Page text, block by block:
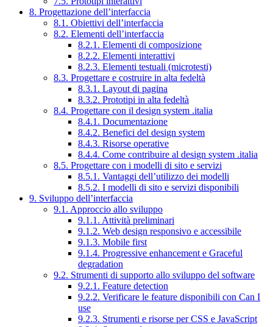
8. Progettazione dell’interfaccia
8.1. Obiettivi dell’interfaccia
8.2. Elementi dell’interfaccia
8.2.1. Elementi di composizione
8.2.2. Elementi interattivi
8.2.3. Elementi testuali (microtesti)
8.3. Progettare e costruire in alta fedeltà
8.3.1. Layout di pagina
8.3.2. Prototipi in alta fedeltà
8.4. Progettare con il design system .italia
8.4.1. Documentazione
8.4.2. Benefici del design system
8.4.3. Risorse operative
8.4.4. Come contribuire al design system .italia
8.5. Progettare con i modelli di sito e servizi
8.5.1. Vantaggi dell’utilizzo dei modelli
8.5.2. I modelli di sito e servizi disponibili
9. Sviluppo dell’interfaccia
9.1. Approccio allo sviluppo
9.1.1. Attività preliminari
9.1.2. Web design responsivo e accessibile
9.1.3. Mobile first
9.1.4. Progressive enhancement e Graceful
degradation
9.2. Strumenti di supporto allo sviluppo del software
9.2.1. Feature detection
9.2.2. Verificare le feature disponibili con Can I
use
9.2.3. Strumenti e risorse per CSS e JavaScript